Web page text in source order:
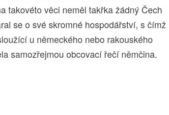
takovéto věci neměl takřka žádný Čech
se o své skromné hospodářství, s čímž
u německého nebo rakouského
samozřejmou obcovací řečí němčina.